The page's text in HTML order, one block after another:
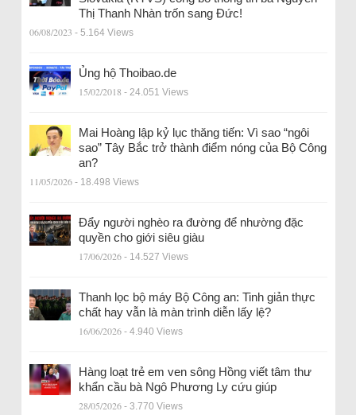
Thị Thanh Nhàn trốn sang Đức!
06/08/2023 - 5.164 Views
Ủng hộ Thoibao.de
15/02/2018 - 24.051 Views
Mai Hoàng lập kỷ lục thăng tiến: Vì sao “ngôi
sao” Tây Bắc trở thành điểm nóng của Bộ Công
an?
11/05/2026 - 18.498 Views
Đẩy người nghèo ra đường để nhường đặc
quyền cho giới siêu giàu
17/06/2026 - 14.527 Views
Thanh lọc bộ máy Bộ Công an: Tinh giản thực
chất hay vẫn là màn trình diễn lấy lệ?
16/06/2026 - 4.940 Views
Hàng loạt trẻ em ven sông Hồng viết tâm thư
khẩn cầu bà Ngô Phương Ly cứu giúp
28/05/2026 - 3.770 Views